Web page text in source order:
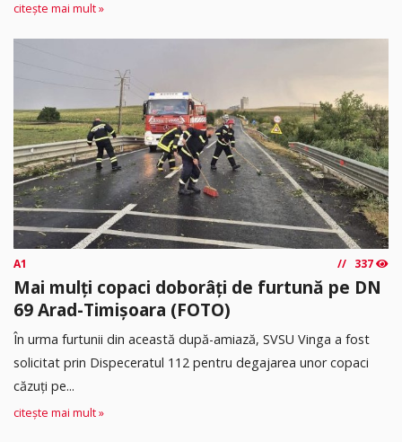
citește mai mult »
A1 337
Mai mulți copaci doborâți de furtună pe DN
69 Arad-Timișoara (FOTO)
În urma furtunii din această după-amiază, SVSU Vinga a fost
solicitat prin Dispeceratul 112 pentru degajarea unor copaci
căzuți pe...
citește mai mult »